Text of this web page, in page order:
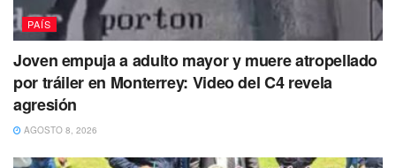
su hijo había sido consumido por completo y con este la
vida de su hijo.
De acuerdo con declaraciones realizadas por vecinos, el
incendio se habría iniciado en la casa, al percatarse de lo
ocurrido, intentaron sofocarlo y así evitar que este se
propagara sin embargo nada se pudo hacer con la vida del
menor, puesto que este ya había sido calcinado por el
PAÍS
Joven empuja a adulto mayor y muere atropellado
por tráiler en Monterrey: Video del C4 revela
agresión
AGOSTO 8, 2026